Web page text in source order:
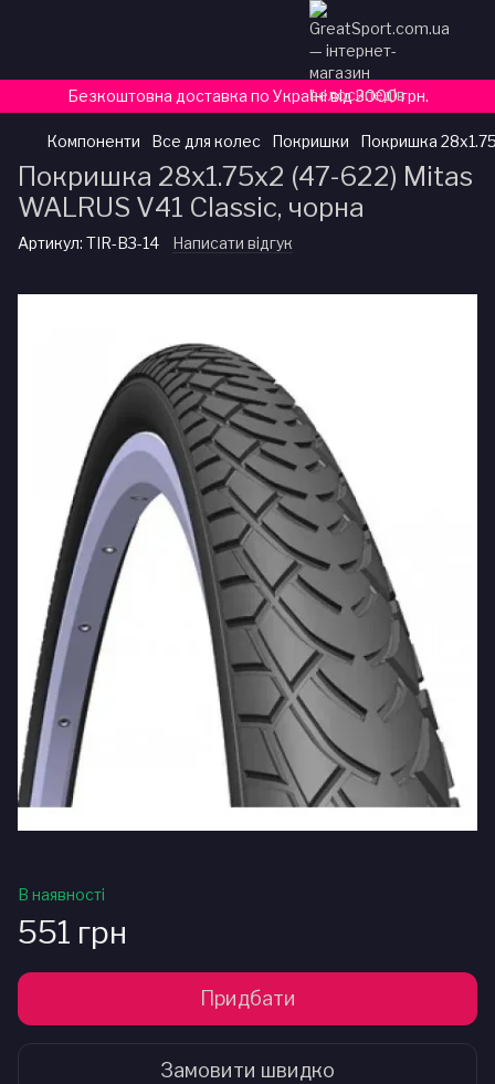
Безкоштовна доставка по Україні від 3000 грн.
Компоненти Все для колес Покришки Покришка
Покришка 28x1.75x2 (47-622) Mitas
WALRUS V41 Classic, чорна
Артикул: TIR-B3-14 Написати відгук
В наявності
551 грн
Придбати
Замовити швидко